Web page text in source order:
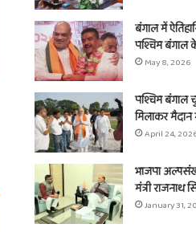
बंगाल में
पश्चिम बंगाल
May 8, 2026
पश्चिम बंगाल
मिलाकर मैदान
April 24,
भाजपा
मंत्री राजनाथ
January 31,